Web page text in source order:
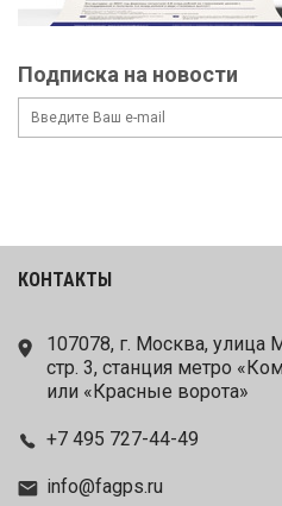
Подписка на новости
КОНТАКТЫ
107078, г. Москва,
стр. 3, станция метро
или «Красные ворота»
+7 495 727-44-49
info@fagps.ru